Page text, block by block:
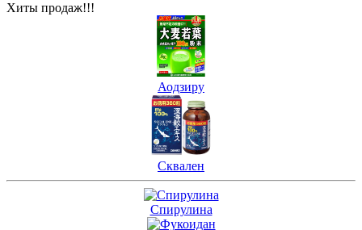
Хиты продаж!!!
Аодзиру
Сквален
Спирулина